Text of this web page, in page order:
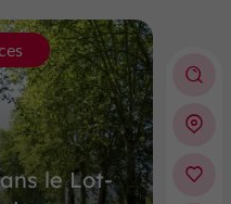
le Lot-